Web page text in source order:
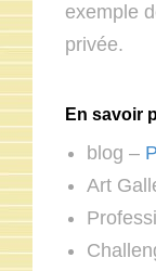
exemple
privée.
En savoir
blog –
Art